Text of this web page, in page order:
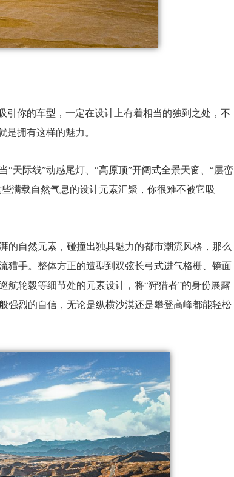
引你的车型，一定在设计上有着相当的独到之处，不
是拥有这样的魅力。
天际线”动感尾灯、“高原顶”开阔式全景天窗、“层峦
满载自然气息的设计元素汇聚，你很难不被它吸
的自然元素，碰撞出独具魅力的都市潮流风格，那么
猎手。整体方正的造型到双弦长弓式进气格栅、镜面
航轮毂等细节处的元素设计，将“狩猎者”的身份展露
强烈的自信，无论是纵横沙漠还是攀登高峰都能轻松